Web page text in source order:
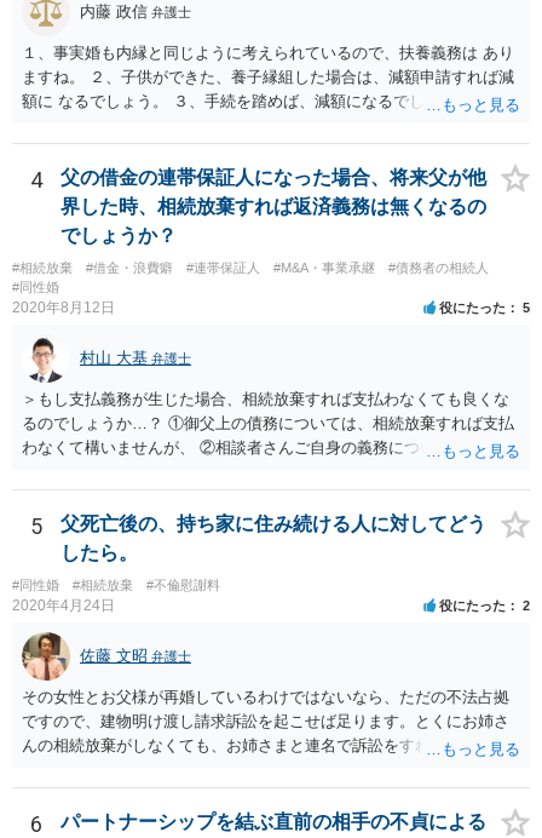
内藤 政信 弁護士
１、事実婚も内縁と同じように考えられているので、扶養義務は あり
ますね。 ２、子供ができた、養子縁組した場合は、減額申請すれば減
額に なるでしょう。 ３、手続を踏めば、減額になるでしょう。 ４、
しょう。 いろいろ議論のあるところですが、実務は上記のような運用
でしょう。
4
父の借金の連帯保証人になった場合、将来父が他
界した時、相続放棄すれば返済義務は無くなるの
でしょうか？
#相続放棄 #借金・浪費癖 #連帯保証人 #M&A・事業承継
#債務者の相続人
#同性婚
2020年8月12日 役にたった 5
村山 大基 弁護士
＞もし支払義務が生じた場合、相続放棄すれば支払わなくても良くな
るのでしょうか…？ ①御父上の債務については、相続放棄すれば支払
わなくて構いませんが、 ②相談者さんご自身の義務については、契約
いないので何とも言えません。 そもそも、何の義務も負わないなら、
印鑑証明まで用意して推定相続人にサインさせる意味もないような気
がします。 もし何らかの義務を相続放棄しても負う内容だと困ります
ので、契約書の文面を持って、弁護士に相談に行かれることをお勧め
します。
5
父死亡後の、持ち家に住み続ける人に対してどう
したら。
#同性婚 #相続放棄 #不倫慰謝料
2020年4月24日 役にたった 2
佐藤 文昭 弁護士
その女性とお父様が再婚しているわけではないなら、ただの不法占拠
ですので、建物明け渡し請求訴訟を起こせば足ります。とくにお姉さ
んの相続放棄がしなくても、お姉さまと連名で訴訟をすればいいだけ
6
パートナーシップを結ぶ直前の相手の不貞による